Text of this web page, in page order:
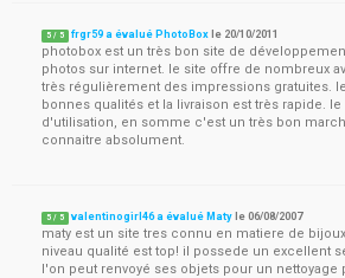
5 / 5 frgr59 a évalué PhotoBox le 20/10/2011
photobox est un très bon site de
photos sur internet. le site offre de nombreux
très régulièrement des impressions gratuites.
bonnes qualités et la livraison est très rapide.
d'utilisation, en somme c'est un très bon
connaitre absolument.
5 / 5 valentinogirl46 a évalué Maty le06/08/2007
maty est un site tres connu en matiere de
niveau qualité est top! il possede un excellent
l'on peut renvoyé ses objets pour un nettoyage